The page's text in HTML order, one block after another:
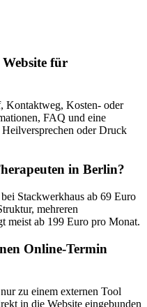
für
Kontaktweg, Kosten- oder
FAQ und eine
oder Druck
in Berlin?
Stackwerkhaus ab 69 Euro
mehreren
meist ab 199 Euro pro Monat.
Online-Termin
zu einem externen Tool
in die Website eingebunden